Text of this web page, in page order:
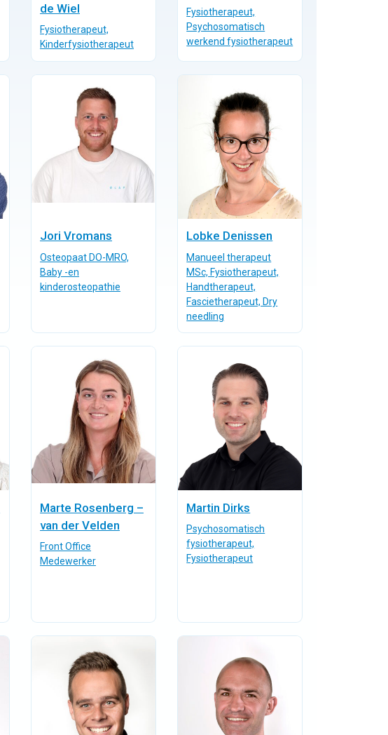
de Wiel
Fysiotherapeut,
Kinderfysiotherapeut
Fysiotherapeut,
Psychosomatisch
werkend fysiotherapeut
Jori Vromans
Osteopaat DO-MRO,
Baby -en
kinderosteopathie
Lobke Denissen
Manueel therapeut
MSc, Fysiotherapeut,
Handtherapeut,
Fascietherapeut, Dry
needling
Marte Rosenberg –
van der Velden
Front Office
Medewerker
Martin Dirks
Psychosomatisch
fysiotherapeut,
Fysiotherapeut